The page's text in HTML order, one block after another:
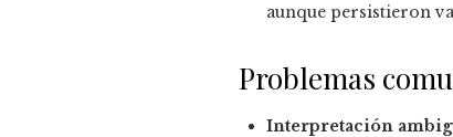
aunque persistieron
Problemas
Interpretación